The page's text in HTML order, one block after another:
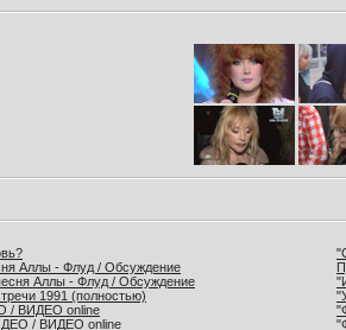
Аллы - Флуд / Обсуждение
Аллы - Флуд / Обсуждение
1991 (полностью)
/ ВИДЕО online
/ ВИДЕО online